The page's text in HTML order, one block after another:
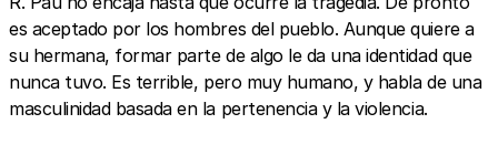
es aceptado por los hombres del pueblo. Aunque quiere a
su hermana, formar parte de algo le da una identidad que
nunca tuvo. Es terrible, pero muy humano, y habla de una
masculinidad basada en la pertenencia y la violencia.